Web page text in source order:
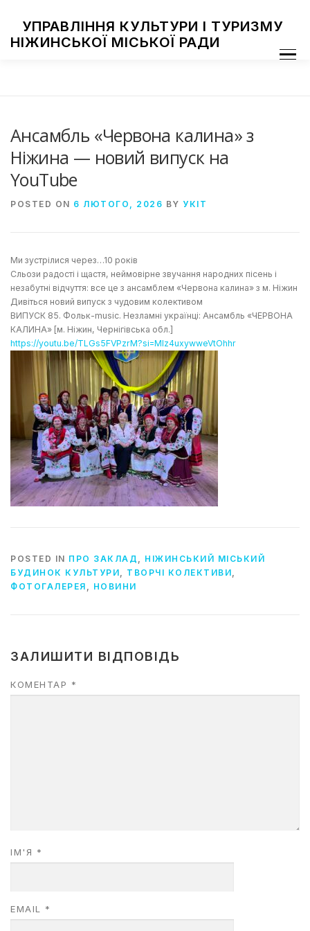
contentУПРАВЛІННЯ КУЛЬТУРИ І ТУРИЗМУ
НІЖИНСЬКОЇ МІСЬКОЇ РАДИ
Menu
Ансамбль «Червона калина» з
Ніжина — новий випуск на
YouTube
POSTED ON 6 ЛЮТОГО, 2026 BY УКІТ
Ми зустрілися через…10 років
Сльози радості і щастя, неймовірне звучання народних пісень і
незабутні відчуття: все це з ансамблем «Червона калина» з м. Ніжин
Дивіться новий випуск з чудовим колективом
ВИПУСК 85. Фольк-music. Незламні українці: Ансамбль «ЧЕРВОНА
КАЛИНА» [м. Ніжин, Чернігівська обл.]
https://youtu.be/TLGs5FVPzrM?si=Mlz4uxywweVtOhhr
POSTED IN ПРО ЗАКЛАД , НІЖИНСЬКИЙ МІСЬКИЙ
БУДИНОК КУЛЬТУРИ, ТВОРЧІ КОЛЕКТИВИ,
ФОТОГАЛЕРЕЯ , НОВИНИ
ЗАЛИШИТИ ВІДПОВІДЬ
КОМЕНТАР *
ІМ'Я *
EMAIL *